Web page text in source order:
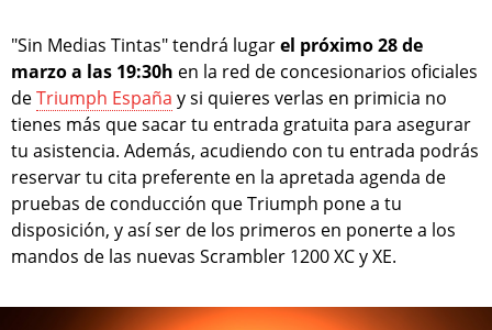
"Sin Medias Tintas" tendrá lugarel próximo 28 de
marzo a las 19:30h en la red de concesionarios oficiales
deTriumph España y si quieres verlas en primicia no
tienes más que sacar tu entrada gratuita para asegurar
tu asistencia. Además, acudiendo con tu entrada podrás
reservar tu cita preferente en la apretada agenda de
pruebas de conducción que Triumph pone a tu
disposición, y así ser de los primeros en ponerte a los
mandos de las nuevas Scrambler 1200 XC y XE.